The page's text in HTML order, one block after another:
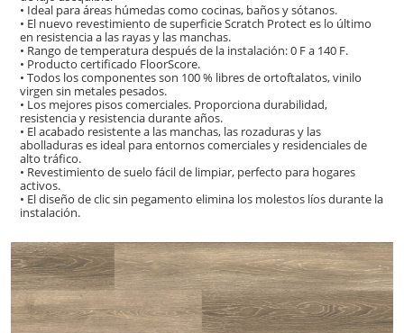
• Ideal para áreas húmedas como cocinas, baños y sótanos.
• El nuevo revestimiento de superficie Scratch Protect es lo último
en resistencia a las rayas y las manchas.
• Rango de temperatura después de la instalación: 0 F a 140 F.
• Producto certificado FloorScore.
• Todos los componentes son 100 % libres de ortoftalatos, vinilo
virgen sin metales pesados.
• Los mejores pisos comerciales. Proporciona durabilidad,
resistencia y resistencia durante años.
• El acabado resistente a las manchas, las rozaduras y las
abolladuras es ideal para entornos comerciales y residenciales de
alto tráfico.
• Revestimiento de suelo fácil de limpiar, perfecto para hogares
activos.
• El diseño de clic sin pegamento elimina los molestos líos durante la
instalación.